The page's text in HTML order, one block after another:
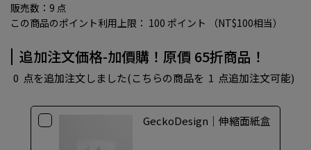
販売数：9 点
この商品のポイント利用上限： 100 ポイント （NT$100相当）
追加注文価格-加價購！原價 65折商品！
0 点を追加注文しました(こちらの商品を 1 点追加注文可能)
GeckoDesign｜伸縮面紙盒